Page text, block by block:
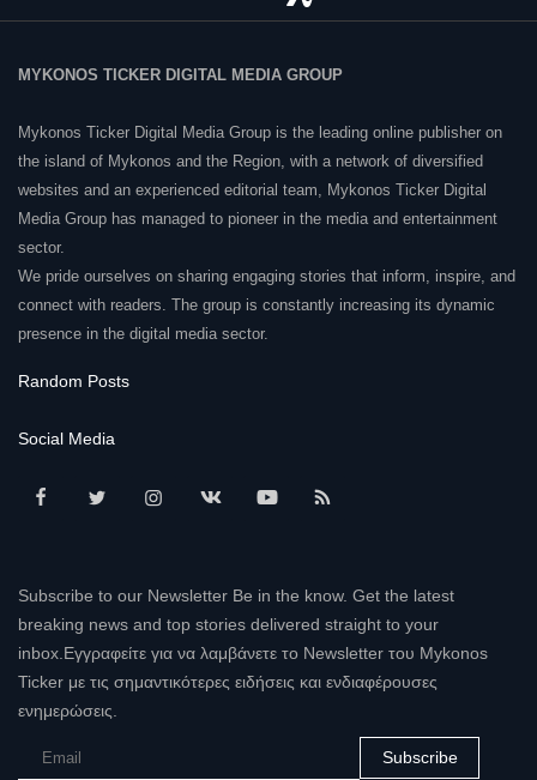
MYKONOS TICKER DIGITAL MEDIA GROUP
Mykonos Ticker Digital Media Group is the leading online publisher on
the island of Mykonos and the Region, with a network of diversified
websites and an experienced editorial team, Mykonos Ticker Digital
Media Group has managed to pioneer in the media and entertainment
sector.
We pride ourselves on sharing engaging stories that inform, inspire, and
connect with readers. The group is constantly increasing its dynamic
presence in the digital media sector.
Random Posts
Social Media
Subscribe to our Newsletter Be in the know. Get the latest
breaking news and top stories delivered straight to your
inbox.Εγγραφείτε για να λαμβάνετε το Newsletter του Mykonos
Ticker με τις σημαντικότερες ειδήσεις και ενδιαφέρουσες
ενημερώσεις.
Subscribe